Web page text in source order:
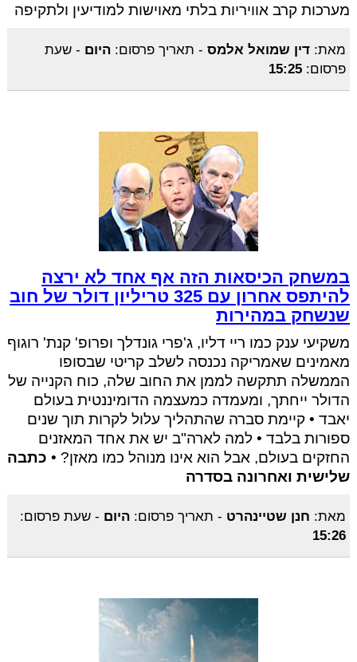
מערכות קרב אוויריות בלתי מאוישות למודיעין ולתקיפה
מאת: דין שמואל אלמס- תאריך פרסום: היום - שעת
פרסום: 15:25
במשחק הכיסאות הזה אף אחד לא ירצה
להיתפס אחרון עם 325 טריליון דולר של חוב
שנשחק במהירות
משקיעי ענק כמו ריי דליו, ג'פרי גונדלך ופרופ' קנת' רוגוף
מאמינים שאמריקה נכנסה לשלב קריטי שבסופו
הממשלה תתקשה לממן את החוב שלה, כוח הקנייה של
הדולר ייחתך, ומעמדה כמעצמה הדומיננטית בעולם
יאבד • קיימת סברה שהתהליך עלול לקרות תוך שנים
ספורות בלבד • למה לארה"ב יש את אחד המאזנים
החזקים בעולם, אבל הוא אינו מנוהל כמו מאזן? • כתבה
שלישית ואחרונה בסדרה
מאת: חנן שטיינהרט - תאריך פרסום: היום - שעת פרסום:
15:26